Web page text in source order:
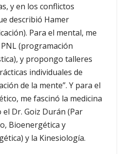
y en los conflictos
describió Hamer
Para el mental, me
(programación
y propongo talleres
individuales de
de la mente”. Y para el
me fascinó la medicina
Dr. Goiz Durán (Par
Bioenergética y
y la Kinesiología.